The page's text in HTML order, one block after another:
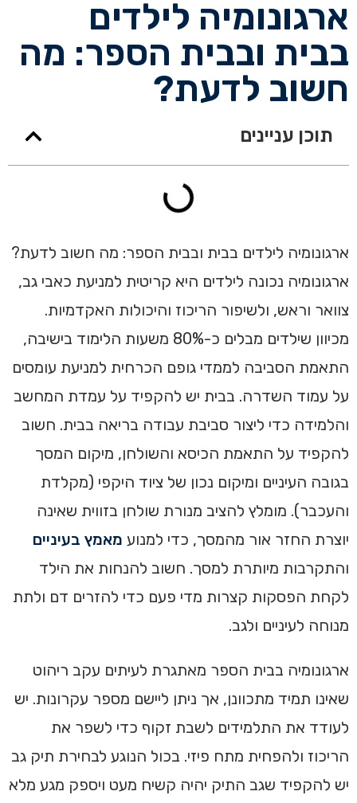
ארגונומיה לילדים
בבית ובבית הספר: מה
חשוב לדעת?
תוכן עניינים
ארגונומיה לילדים בבית ובבית הספר: מה חשוב לדעת?
ארגונומיה נכונה לילדים היא קריטית למניעת כאבי גב,
צוואר וראש, ולשיפור הריכוז והיכולות האקדמיות.
מכיוון שילדים מבלים כ-80% משעות הלימוד בישיבה,
התאמת הסביבה לממדי גופם הכרחית למניעת עומסים
על עמוד השדרה. בבית יש להקפיד על עמדת המחשב
והלמידה כדי ליצור סביבת עבודה בריאה בבית. חשוב
להקפיד על התאמת הכיסא והשולחן, מיקום המסך
בגובה העיניים ומיקום נכון של ציוד היקפי (מקלדת
והעכבר). מומלץ להציב מנורת שולחן בזווית שאינה
יוצרת החזר אור מהמסך, כדי למנוע מאמץ בעיניים
והתקרבות מיותרת למסך. חשוב להנחות את הילד
לקחת הפסקות קצרות מדי פעם כדי להזרים דם ולתת
מנוחה לעיניים ולגב.
ארגונומיה בבית הספר מאתגרת לעיתים עקב ריהוט
שאינו תמיד מתכוונן, אך ניתן ליישם מספר עקרונות. יש
לעודד את התלמידים לשבת זקוף כדי לשפר את
הריכוז ולהפחית מתח פיזי. בכול הנוגע לבחירת תיק גב
יש להקפיד שגב התיק יהיה קשיח מעט ויספק מגע מלא